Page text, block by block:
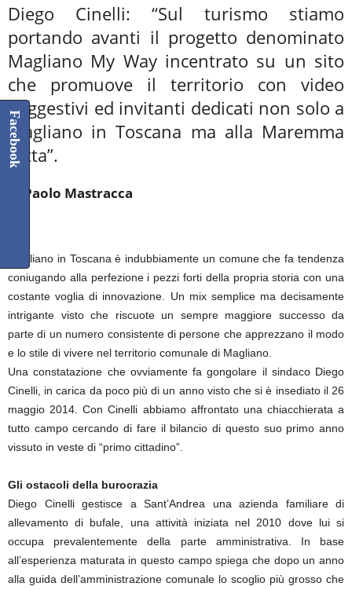
Diego Cinelli: “Sul turismo stiamo
portando avanti il progetto denominato
Magliano My Way incentrato su un sito
che promuove il territorio con video
suggestivi ed invitanti dedicati non solo a
Magliano in Toscana ma alla Maremma
tutta”.
di Paolo Mastracca
Magliano in Toscana è indubbiamente un comune che fa tendenza
coniugando alla perfezione i pezzi forti della propria storia con una
costante voglia di innovazione. Un mix semplice ma decisamente
intrigante visto che riscuote un sempre maggiore successo da
parte di un numero consistente di persone che apprezzano il modo
e lo stile di vivere nel territorio comunale di Magliano.
Una constatazione che ovviamente fa gongolare il sindaco Diego
Cinelli, in carica da poco più di un anno visto che si è insediato il 26
maggio 2014. Con Cinelli abbiamo affrontato una chiacchierata a
tutto campo cercando di fare il bilancio di questo suo primo anno
vissuto in veste di “primo cittadino”.
Gli ostacoli della burocrazia
Diego Cinelli gestisce a Sant’Andrea una azienda familiare di
allevamento di bufale, una attività iniziata nel 2010 dove lui si
occupa prevalentemente della parte amministrativa. In base
all’esperienza maturata in questo campo spiega che dopo un anno
alla guida dell’amministrazione comunale lo scoglio più grosso che
Facebook